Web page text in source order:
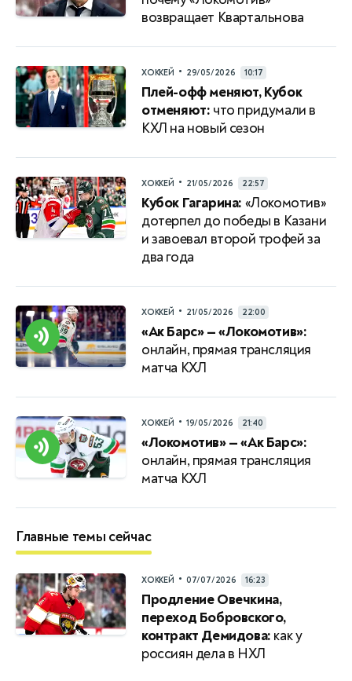
возвращает Квартальнова
ХОККЕЙ • 29/05/2026 10:17
Плей-офф меняют, Кубок
отменяют: что придумали в
КХЛ на новый сезон
ХОККЕЙ • 21/05/2026 22:57
Кубок Гагарина: «Локомотив»
дотерпел до победы в Казани
и завоевал второй трофей за
два года
ХОККЕЙ • 21/05/2026 22:00
«Ак Барс» — «Локомотив»:
онлайн, прямая трансляция
матча КХЛ
ХОККЕЙ • 19/05/2026 21:40
«Локомотив» — «Ак Барс»:
онлайн, прямая трансляция
матча КХЛ
Главные темы сейчас
ХОККЕЙ • 07/07/2026 16:23
Продление Овечкина,
переход Бобровского,
контракт Демидова: как у
россиян дела в НХЛ